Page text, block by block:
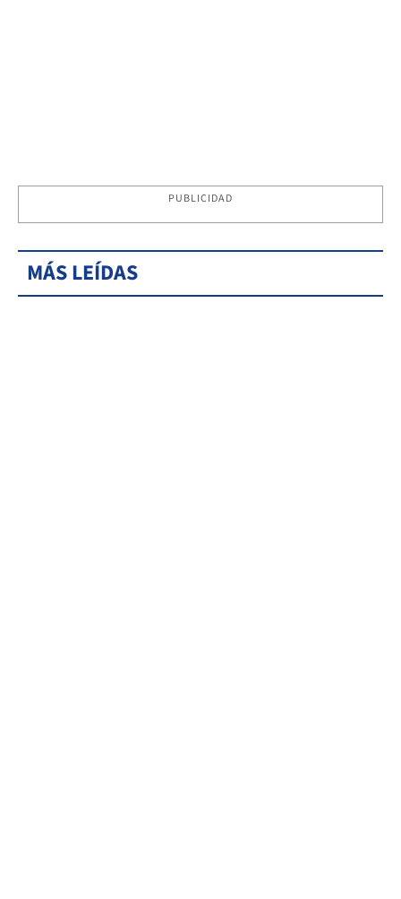
PUBLICIDAD
MÁS LEÍDAS